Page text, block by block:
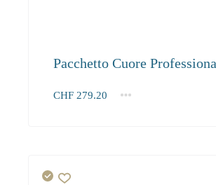
Pacchetto Cuore
CHF 279.20
1+